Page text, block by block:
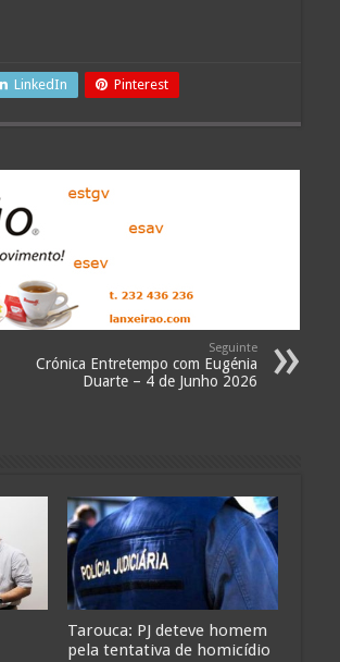
LinkedIn Pinterest
Seguinte
Crónica Entretempo com Eugénia
Duarte – 4 de Junho 2026
Tarouca: PJ deteve homem
pela tentativa de homicídio